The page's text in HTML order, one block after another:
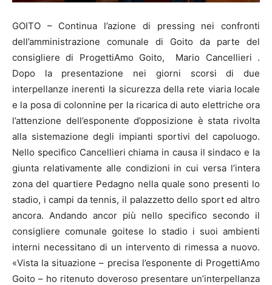
GOITO – Continua l’azione di pressing nei confronti
dell’amministrazione comunale di Goito da parte del
consigliere di ProgettiAmo Goito, Mario Cancellieri .
Dopo la presentazione nei giorni scorsi di due
interpellanze inerenti la sicurezza della rete viaria locale
e la posa di colonnine per la ricarica di auto elettriche ora
l’attenzione dell’esponente d’opposizione è stata rivolta
alla sistemazione degli impianti sportivi del capoluogo.
Nello specifico Cancellieri chiama in causa il sindaco e la
giunta relativamente alle condizioni in cui versa l’intera
zona del quartiere Pedagno nella quale sono presenti lo
stadio, i campi da tennis, il palazzetto dello sport ed altro
ancora. Andando ancor più nello specifico secondo il
consigliere comunale goitese lo stadio i suoi ambienti
interni necessitano di un intervento di rimessa a nuovo.
«Vista la situazione – precisa l’esponente di ProgettiAmo
Goito – ho ritenuto doveroso presentare un’interpellanza